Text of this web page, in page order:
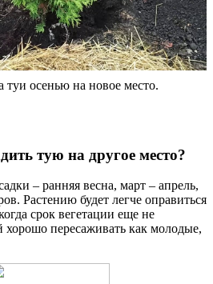
туи осенью на новое место.
тую на другое место?
– ранняя весна, март – апрель,
Растению будет легче оправиться
срок вегетации еще не
пересаживать как молодые,